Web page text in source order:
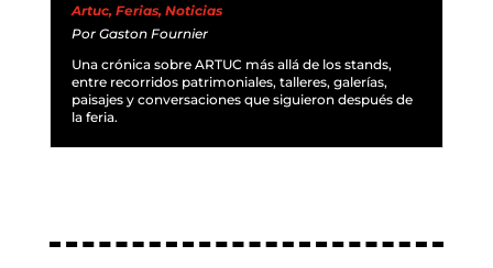
Artuc, Ferias, Noticias
Por Gaston Fournier
Una crónica sobre ARTUC más allá de los stands,
entre recorridos patrimoniales, talleres, galerías,
paisajes y conversaciones que siguieron después de
la feria.